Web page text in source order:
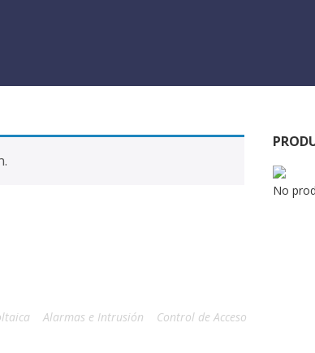
No
Alarmas e Intrusión Control de Acceso